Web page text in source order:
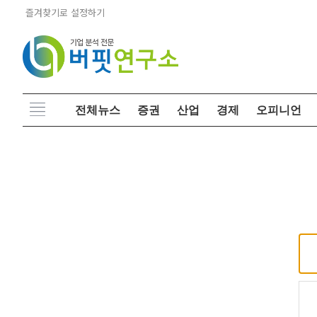
즐겨찾기로 설정하기
전체뉴스 증권 산업 경제 오피니언